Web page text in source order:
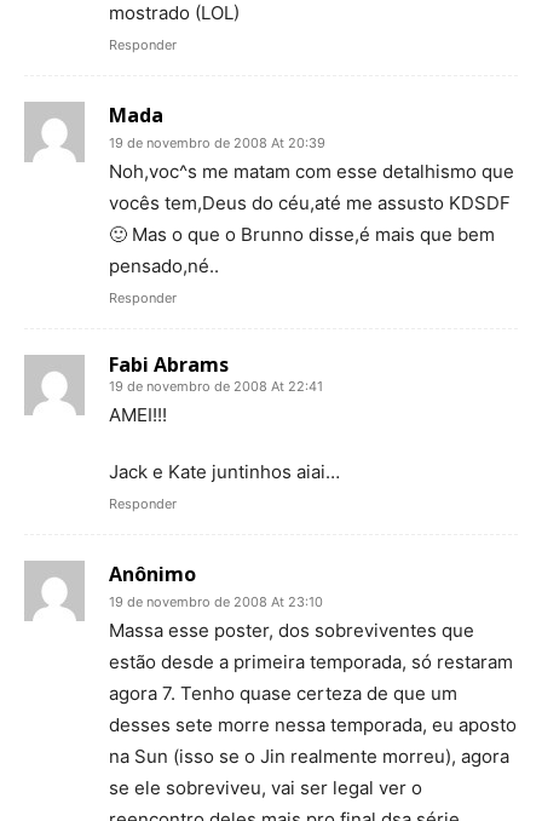
mostrado (LOL)
Responder
Mada
19 de novembro de 2008 At 20:39
Noh,voc^s me matam com esse detalhismo que
vocês tem,Deus do céu,até me assusto KDSDF
🙂 Mas o que o Brunno disse,é mais que bem
pensado,né..
Responder
Fabi Abrams
19 de novembro de 2008 At 22:41
AMEI!!!
Jack e Kate juntinhos aiai…
Responder
Anônimo
19 de novembro de 2008 At 23:10
Massa esse poster, dos sobreviventes que
estão desde a primeira temporada, só restaram
agora 7. Tenho quase certeza de que um
desses sete morre nessa temporada, eu aposto
na Sun (isso se o Jin realmente morreu), agora
se ele sobreviveu, vai ser legal ver o